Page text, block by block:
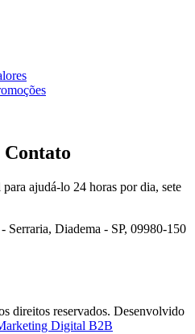
Contato
ajudá-lo 24 horas por dia, sete
Serraria, Diadema - SP, 09980-150
direitos reservados. Desenvolvido
Digital B2B